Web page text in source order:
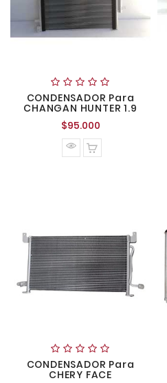
CONDENSADOR Para
CHANGAN HUNTER 1.9
$95.000Precio
normal
CONDENSADOR Para
CHERY FACE